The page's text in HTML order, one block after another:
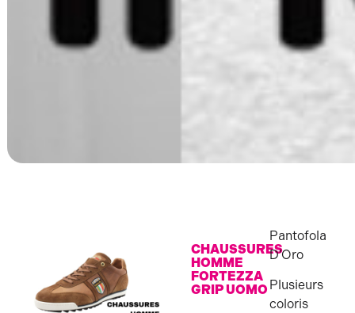
CHAUSSURES
HOMME
FORTEZZA
GRIP UOMO
Pantofola
D’Oro
Plusieurs
coloris